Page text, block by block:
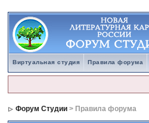
Виртуальная студия Правила форума
Форум Студии > Правила форума